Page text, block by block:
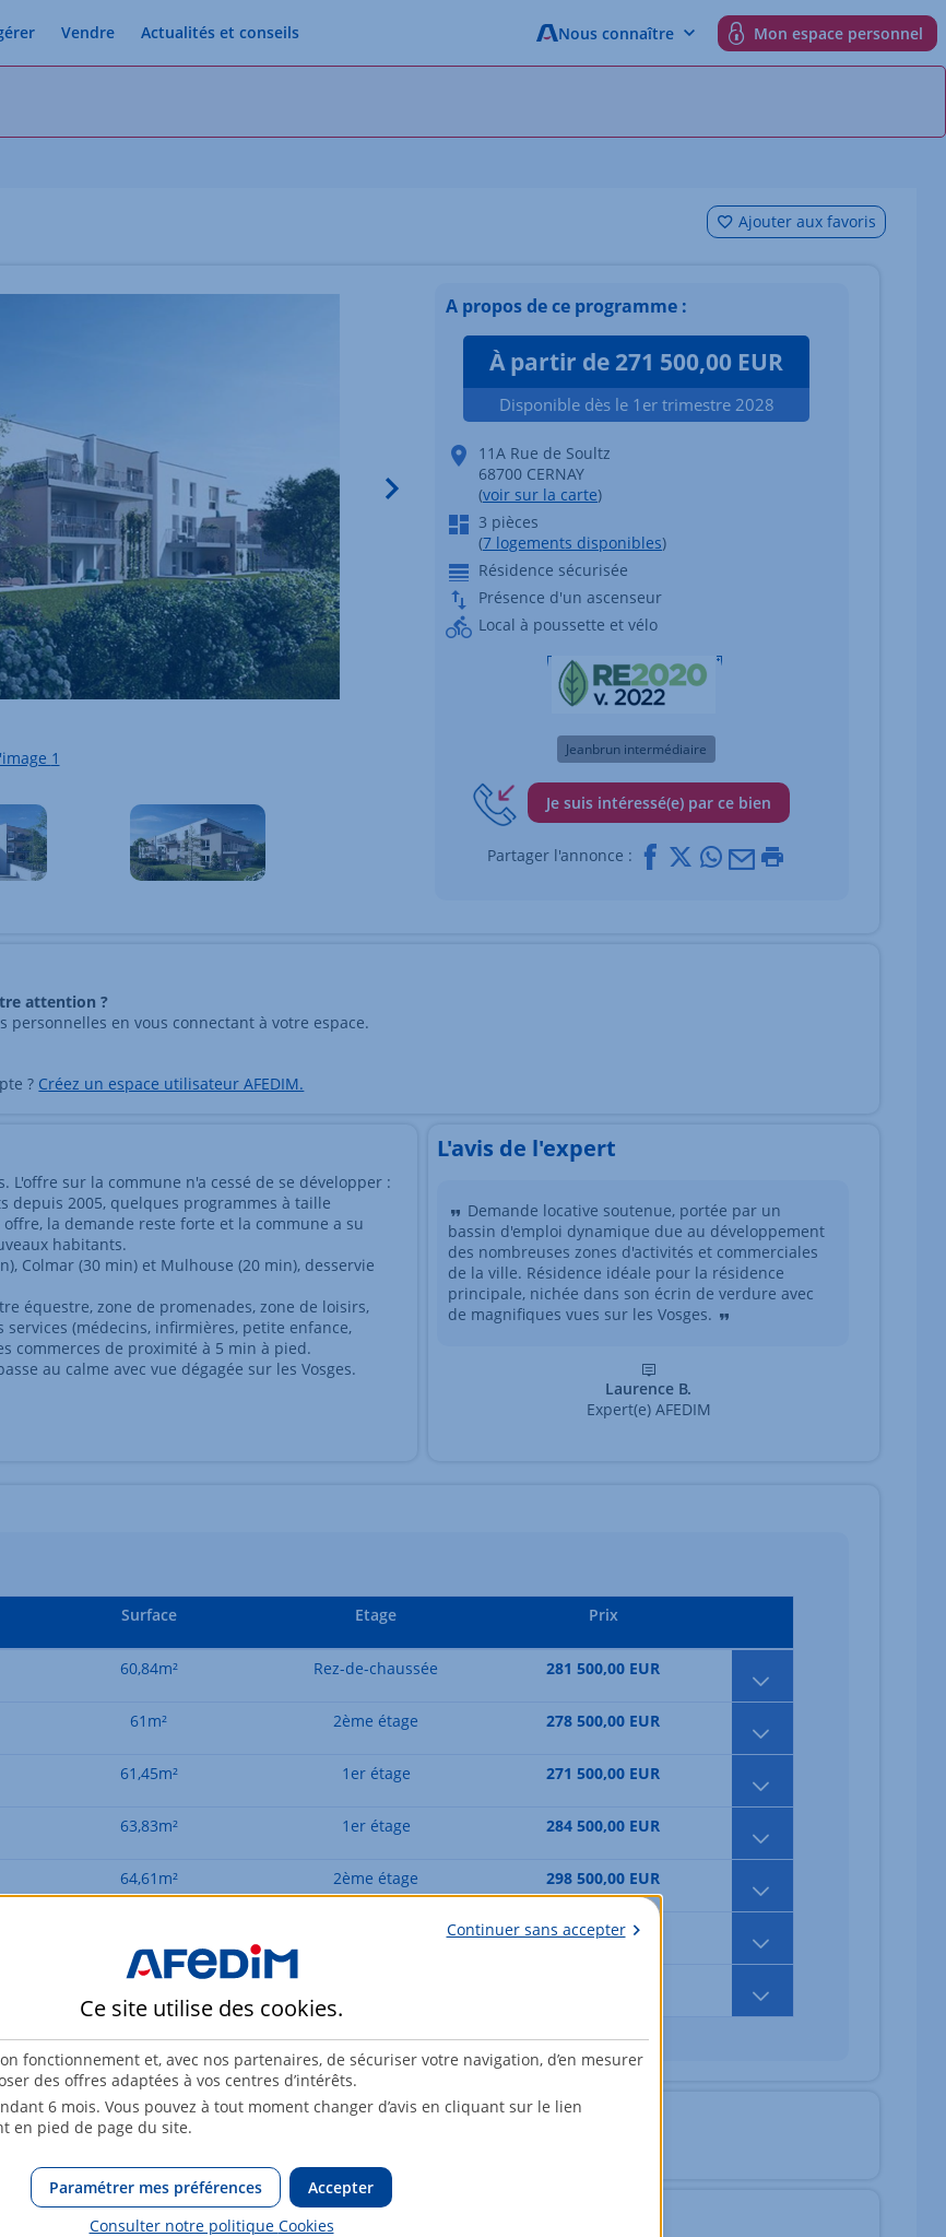
Vendre Actualités et conseils Nous connaître Mon espace personnel
Ajouter aux favoris
Image du bien Afficher l'élément suivant
1
A propos de ce programme :
À partir de 271 500,00 EUR
Disponible dès le 1er trimestre 2028
11A Rue de Soultz
68700 CERNAY
(voir sur la carte)
3 pièces
(7 logements disponibles)
Résidence sécurisée
Présence d'un ascenseur
Local à poussette et vélo
Jeanbrun intermédiaire
Je suis intéressé(e) par ce bien
Partager l'annonce : Facebook
X Whatsapp
Mail
attention ?
personnelles en vous connectant à votre espace.
? Créez un espace utilisateur AFEDIM.
sur la commune n'a cessé de se développer :
depuis 2005, quelques programmes à taille
la demande reste forte et la commune a su
habitants.
Colmar (30 min) et Mulhouse (20 min), desservie
équestre, zone de promenades, zone de loisirs,
(médecins, infirmières, petite enfance,
commerces de proximité à 5 min à pied.
au calme avec vue dégagée sur les Vosges.
L'avis de l'expert
Demande locative soutenue, portée par un
bassin d'emploi dynamique due au développement
des nombreuses zones d'activités et commerciales
de la ville. Résidence idéale pour la résidence
principale, nichée dans son écrin de verdure avec
de magnifiques vues sur les Vosges.
Laurence B.
Expert(e) AFEDIM
Surface Etage Prix
60,84m² Rez-de-chaussée 281 500,00 EUR
61m² 2ème étage 278 500,00 EUR
61,45m² 1er étage 271 500,00 EUR
63,83m² 1er étage 284 500,00 EUR
64,61m² 2ème étage 298 500,00 EUR
298 500,00 EUR
70,86m²
disponibles sur le site Géorisques :
Continuer sans accepter
Ce site utilise des cookies.
fonctionnement et, avec nos partenaires, de sécuriser votre navigation, d’en mesurer
des offres adaptées à vos centres d’intérêts.
6 mois. Vous pouvez à tout moment changer d’avis en cliquant sur le lien
en pied de page du site.
Accepter
Paramétrer mes préférences
Consulter notre politique Cookies